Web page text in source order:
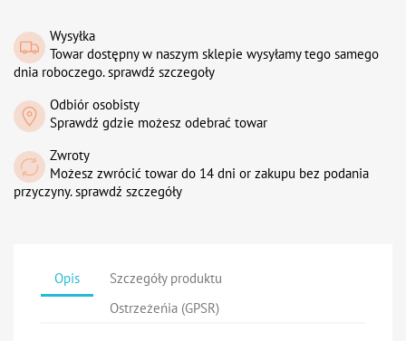
Wysyłka
Towar dostępny w naszym sklepie wysyłamy tego samego
dnia roboczego. sprawdź szczegoły
Odbiór osobisty
Sprawdź gdzie możesz odebrać towar
Zwroty
Możesz zwrócić towar do 14 dni or zakupu bez podania
przyczyny. sprawdź szczegóły
Opis
Szczegóły produktu
Ostrzeżeńia (GPSR)